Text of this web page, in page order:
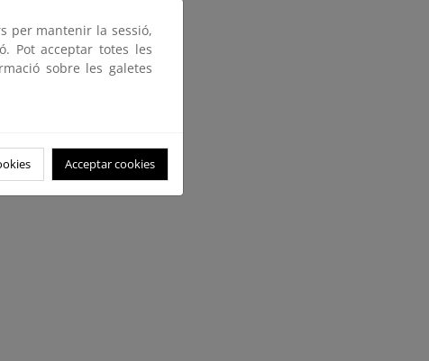
per mantenir la sessió,
Pot acceptar totes les
sobre les galetes
Acceptar cookies